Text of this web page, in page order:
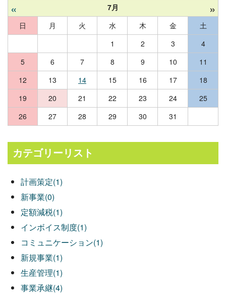
« 7月 »
日 月 火 水 木 金
土
1
2 3
4
5
6 7 8 9 10
11
12
13 14 15 16 17
18
19
20 21 22 23 24
25
26
27 28 29 30 31
カテゴリーリスト
計画策定(1)
新事業(0)
定額減税(1)
インボイス制度(1)
コミュニケーション(1)
新規事業(1)
生産管理(1)
事業承継(4)